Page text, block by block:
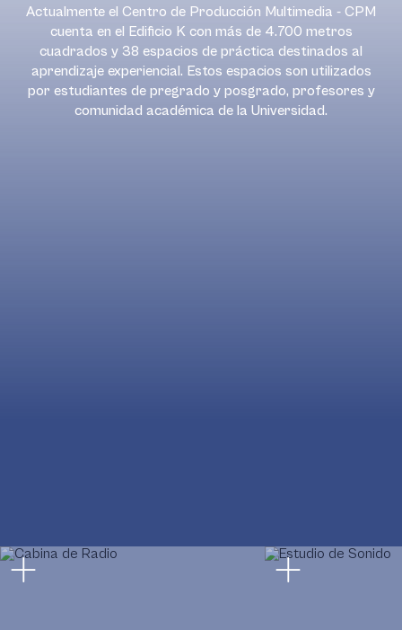
Actualmente el Centro de Producción Multimedia - CPM
cuenta en el Edificio K con más de 4.700 metros
cuadrados y 38 espacios de práctica destinados al
aprendizaje experiencial. Estos espacios son utilizados
por estudiantes de pregrado y posgrado, profesores y
comunidad académica de la Universidad.